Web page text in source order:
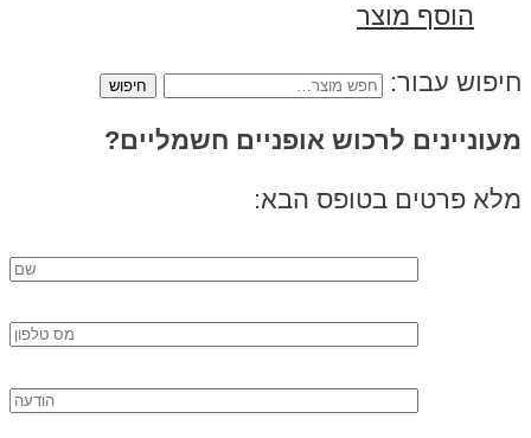
הוסף מוצר
חיפוש עבור:
מעוניינים לרכוש אופניים חשמליים?
מלא פרטים בטופס הבא: